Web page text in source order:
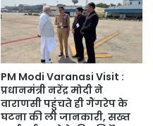
PM Modi Varanasi Visit :
प्रधानमंत्री नरेंद्र मोदी ने
वाराणसी पहुंचते ही गैंगरेप के
घटना की ली जानकारी, सख्त